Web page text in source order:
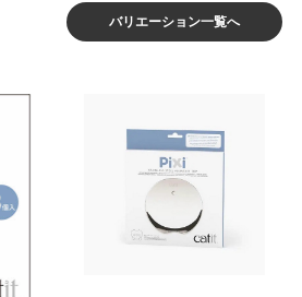
バリエーション一覧へ